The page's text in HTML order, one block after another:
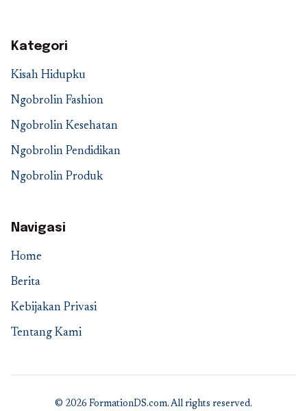
Kategori
Kisah Hidupku
Ngobrolin Fashion
Ngobrolin Kesehatan
Ngobrolin Pendidikan
Ngobrolin Produk
Navigasi
Home
Berita
Kebijakan Privasi
Tentang Kami
© 2026 FormationDS.com. All rights reserved.